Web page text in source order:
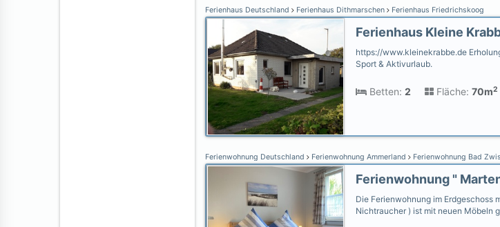
Ferienhaus Deutschland Ferienhaus Dithmarschen Ferienhaus Friedrichskoog
Ferienhaus Kleine
https://www.kleinekrabbe.de
Sport & Aktivurlaub.
Betten: 2 Fläche: 70m2
Ferienwohnung Deutschland Ferienwohnung Ammerland Ferienwohnung Bad
Ferienwohnung "
Die Ferienwohnung im Erdgeschoss
Nichtraucher ) ist mit neuen Möbeln